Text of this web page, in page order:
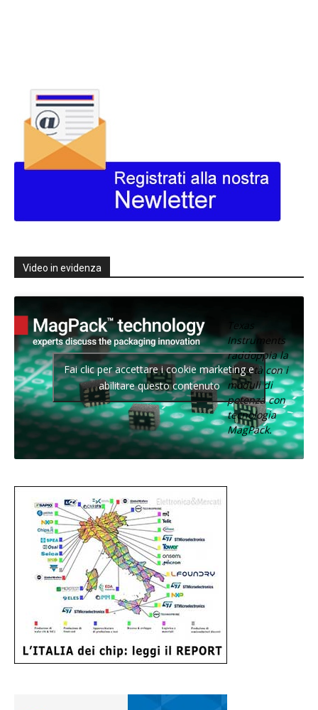
Video in evidenza
Texas
Instruments
raddoppia la
densità con i
moduli di
potenza con
tecnologia
MagPack.
Fai clic per accettare i cookie marketing e
abilitare questo contenuto